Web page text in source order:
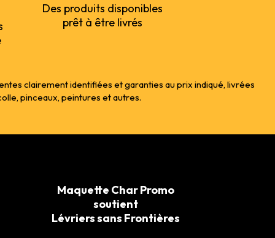
Des produits disponibles
prêt à être livrés
clairement identifiées et garanties au prix indiqué, livrées
pinceaux, peintures et autres.
Maquette Char Promo
soutient
Lévriers sans Frontières